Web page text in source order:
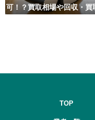
可！？買取相場や回収・買
TOP